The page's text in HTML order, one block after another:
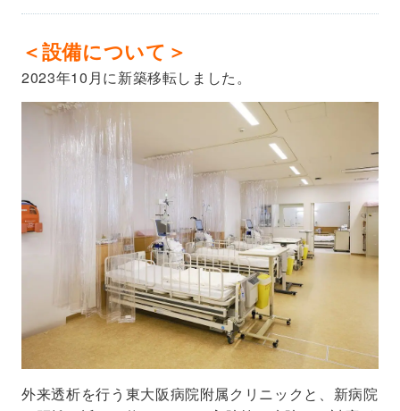
＜設備について＞
2023年10月に新築移転しました。
外来透析を行う東大阪病院附属クリニックと、新病院